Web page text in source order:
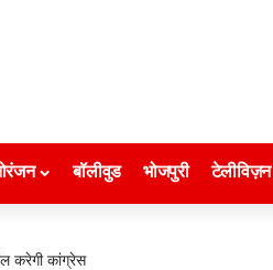
बॉलीवुड भोजपुरी टेलीविज़न
करेगी कांग्रेस